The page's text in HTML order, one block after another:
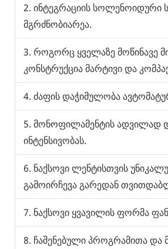
2. ინტეგრაციის სოლენოიდური
მგრძნობიარეა.
3. როგორც ყველაზე მოწინავე
კონსტრუქცია მარტივი და
4. ძაფის დაჭიმულობა
5. მონოფილამენტის ადვილად
ინტენსივობას.
6. ნაქსოვი ლენტისთვის
გამოირჩევა გარედან
7. ნაქსოვი ყვავილის ფორმა
8. ჩაშენებული პროგრამითა და